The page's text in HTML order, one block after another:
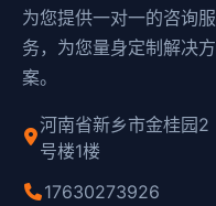
为您提供一对一的咨询服
务，为您量身定制解决方
案。
河南省新乡市金桂园2
号楼1楼
17630273926